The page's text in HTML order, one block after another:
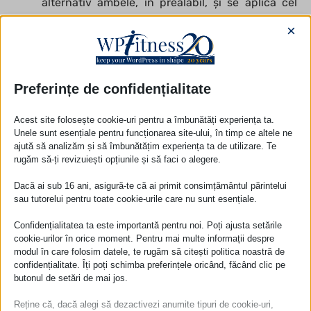
alternativ ambele, în prealabil, și se aplică cel
hosting al site-ului;
Defender Pro–securitatea site-ului
mecanism care poate schimba link-ul de login pe
notifică schimbările de fișiere și face
recomandări pentru securizarea site-ului;
formulare atractive și ușor de completat, cu
Hustle Pro– ferestre pop-up– afișează popup-
urile când utilizatorul intră/pleacă de pe site;
Beehive Pro – google analytics
–
Preferințe de confidențialitate
×
Acest site folosește cookie-uri pentru a îmbunătăți experiența ta.
Unele sunt esențiale pentru funcționarea site-ului, în timp ce altele ne
ajută să analizăm și să îmbunătățim experiența ta de utilizare. Te
rugăm să-ți revizuiești opțiunile și să faci o alegere.
Dacă ai sub 16 ani, asigură-te că ai primit consimțământul părintelui
sau tutorelui pentru toate cookie-urile care nu sunt esențiale.
Confidențialitatea ta este importantă pentru noi. Poți ajusta setările
cookie-urilor în orice moment. Pentru mai multe informații despre
modul în care folosim datele, te rugăm să citești politica noastră de
confidențialitate. Îți poți schimba preferințele oricând, făcând clic pe
butonul de setări de mai jos.
Reține că, dacă alegi să dezactivezi anumite tipuri de cookie-uri,